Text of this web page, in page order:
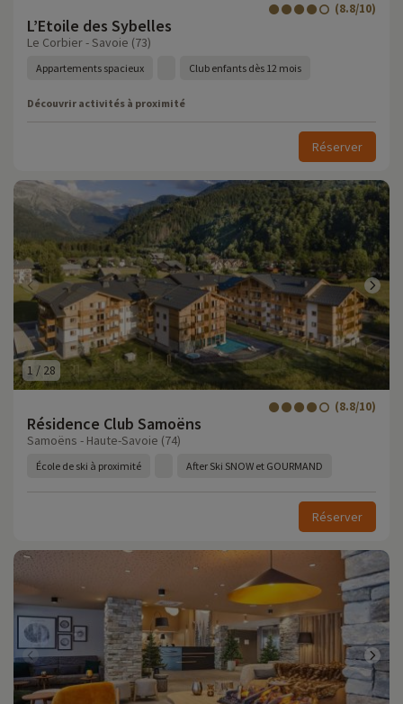
L’Etoile des Sybelles
(8.8/10)
Le Corbier - Savoie (73)
Appartements spacieux Club enfants dès 12 mois
Découvrir activités à proximité
Réserver
1 / 28
Résidence Club Samoëns
(8.8/10)
Samoëns - Haute-Savoie (74)
École de ski à proximité After Ski SNOW et GOURMAND
Réserver